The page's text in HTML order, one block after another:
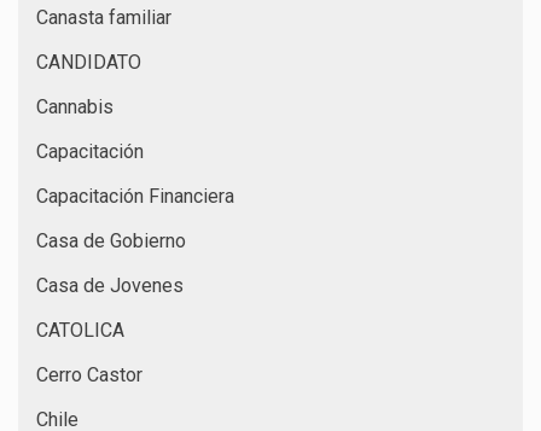
Canasta familiar
CANDIDATO
Cannabis
Capacitación
Capacitación Financiera
Casa de Gobierno
Casa de Jovenes
CATOLICA
Cerro Castor
Chile